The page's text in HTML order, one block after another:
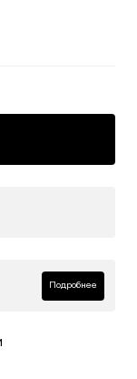
Подробнее